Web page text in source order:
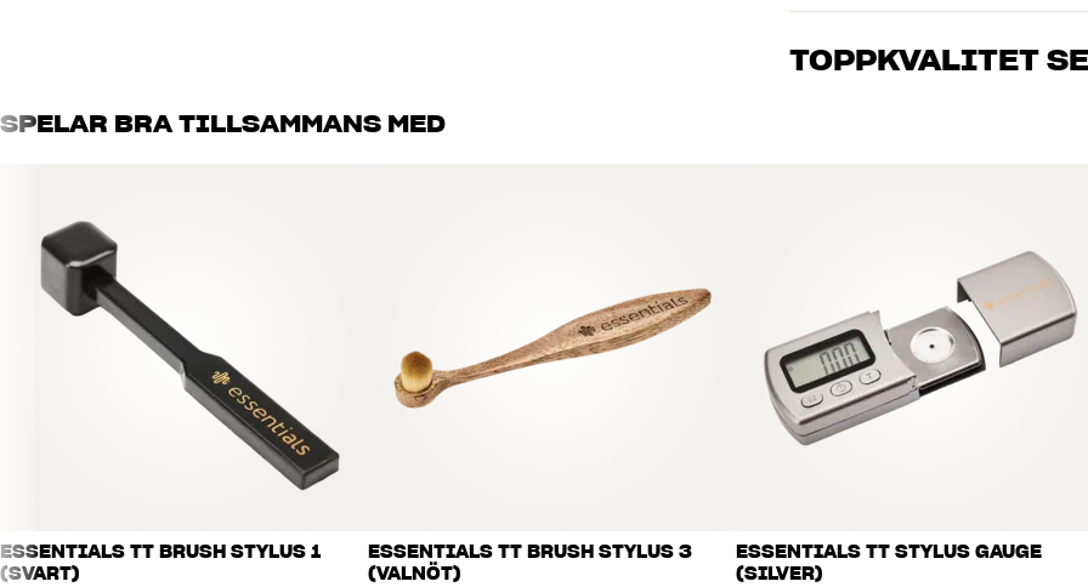
Våra medarbetare är riktiga
just dig och din budget
TOPPKVALITET
SPELAR BRA TILLSAMMANS MED
ESSENTIALS TT BRUSH STYLUS 1
(SVART)
ESSENTIALS TT BRUSH STYLUS 3
(VALNÖT)
ESSENTIALS TT STYLUS GAUGE
(SILVER)